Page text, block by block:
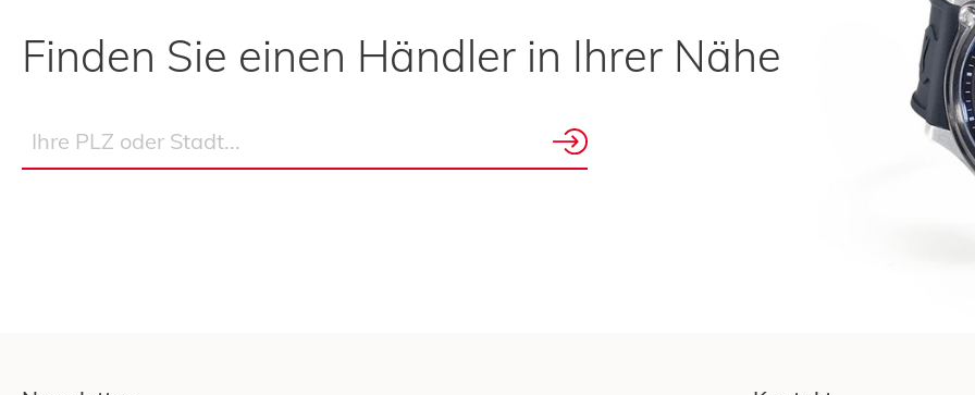
Finden Sie einen Händler in Ihrer Nähe